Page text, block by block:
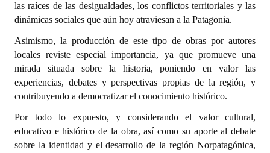
Ciudadano Ilustre - Registro
Banca del Vecino - Registro
Huéspedes de Honor - Registro
Antiguos Pobladores - Registro
Reconocimientos - Registro
Bariloche, Municipio intercultural
las raíces de las desigualdades, los conflictos territoriales y las
dinámicas sociales que aún hoy atraviesan a la Patagonia.
Asimismo, la producción de este tipo de obras por autores
locales reviste especial importancia, ya que promueve una
mirada situada sobre la historia, poniendo en valor las
experiencias, debates y perspectivas propias de la región, y
contribuyendo a democratizar el conocimiento histórico.
Por todo lo expuesto, y considerando el valor cultural,
educativo e histórico de la obra, así como su aporte al debate
sobre la identidad y el desarrollo de la región Norpatagónica,